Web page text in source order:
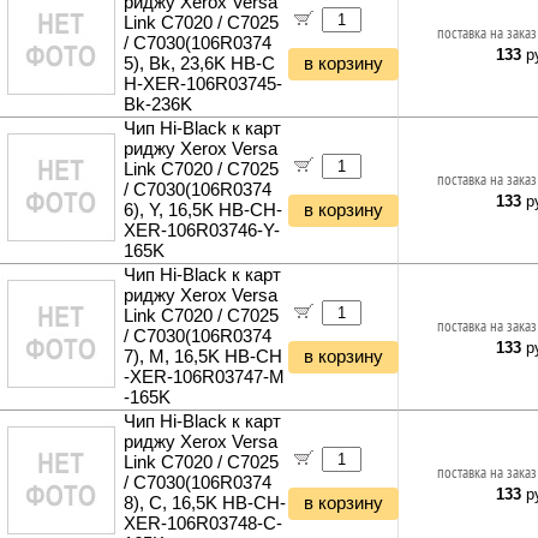
Кабели питания 5V-12V
Кабели питания 220V
Кабели антенные
Кабель коаксиальный (бухты)
Кабель сетевой (патч-корды)
Кабель сетевой (бухты)
Кабель телефонный
Кабель силовой (бухты)
Аксессуары для майнинга
Планки и панели портов
Органайзеры для кабелей
Стяжки для кабелей
Кабели и переходники прочие
Фонари и мобильные светильники
Наборы инструментов
Автокосметика и автохимия
Автожидкости
Автомасла
Аксессуары для автомобиля
Генераторы
Насосы
Минимойки
Поливочное оборудование
Кусторезы и садовые ножницы
Садовые измельчители
Газонокосилки и триммеры
Культиваторы и мотоблоки
Снегоуборщики и подметальщики
Мотобуры
Отбойные молотки
Вибротехника
Бетономешалки
Садовые инструменты
Наборы инструментов
Хранение инструментов
Удлинители силовые
Фонари и мобильные светильники
Мультитулы и ножи
Инструменты и техника прочее
Умные лампы и светильники
Светодиодные светильники
Светодиодные ленты
Блоки питания для светодиодных лент
Светодиодные прожекторы
Фитосветильники и фитолампы
Светильники настольные
Фонари и мобильные светильники
Ночники и декоративные светильники
Гирлянды и гибкий неон
Link C7020 / C7025
/ C7030(106R0374
5), Bk, 23,6K HB-C
H-XER-106R03745-
Bk-236K
в корзину
поставка на
133
Чип Hi-Black к карт
риджу Xerox Versa
Link C7020 / C7025
/ C7030(106R0374
6), Y, 16,5K HB-CH-
XER-106R03746-Y-
165K
в корзину
поставка на
133
Чип Hi-Black к карт
риджу Xerox Versa
Link C7020 / C7025
/ C7030(106R0374
7), M, 16,5K HB-CH
-XER-106R03747-M
-165K
в корзину
поставка на
133
Чип Hi-Black к карт
риджу Xerox Versa
Link C7020 / C7025
/ C7030(106R0374
8), C, 16,5K HB-CH-
XER-106R03748-C-
в корзину
поставка на
133